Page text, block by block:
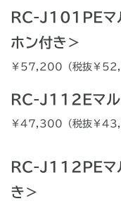
RC-J101PEマ
ホン付き＞
￥ 57,200 （税抜￥
RC-J112Eマル
￥ 47,300 （税抜￥
RC-J112PEマ
き＞